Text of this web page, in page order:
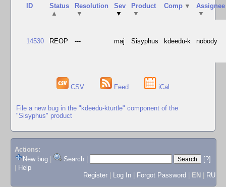
ID
Status
▲
Resolution
▼
Sev
▼
Product
▼
Comp ▼
Assignee
▼
14530 REOP --- maj Sisyphus kdeedu-k nobody
CSV Feed iCal
File a new bug in the "kdeedu-kturtle" component of the
"Sisyphus" product
Actions:
New bug
Search
[?]
Help
Register
Log In Forgot Password EN RU